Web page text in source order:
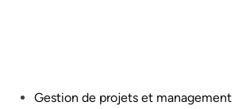
PostedGestion de projets et management